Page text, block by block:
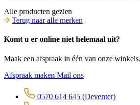
Alle producten gezien
Terug naar alle merken
Komt u er online niet helemaal uit?
Maak een afspraak in één van onze
Afspraak maken Mail ons
0570 614 645 (Deventer)